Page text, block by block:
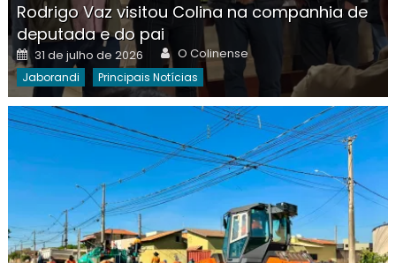
Rodrigo Vaz visitou Colina na companhia de
deputada e do pai
Posted
on
31 de julho de 2026 Author
O Colinense
Jaborandi Principais Notícias